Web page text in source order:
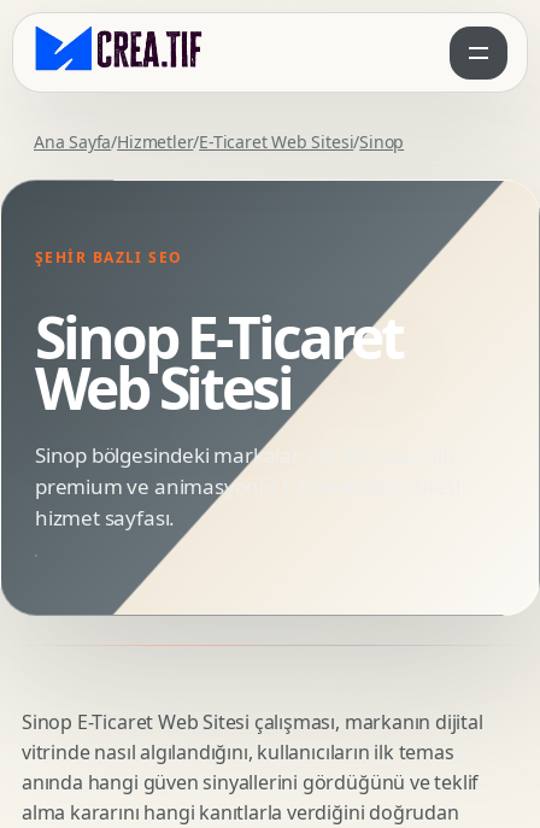
Ana Sayfa/Hizmetler/E-Ticaret Web Sitesi/Sinop
ŞEHIR BAZLI SEO
Sinop E-Ticaret
Web Sitesi
Sinop bölgesindeki markalar için SEO uyumlu,
premium ve animasyonlu E-Ticaret Web Sitesi
hizmet sayfası.
Sinop E-Ticaret Web Sitesi çalışması, markanın dijital
vitrinde nasıl algılandığını, kullanıcıların ilk temas
anında hangi güven sinyallerini gördüğünü ve teklif
alma kararını hangi kanıtlarla verdiğini doğrudan